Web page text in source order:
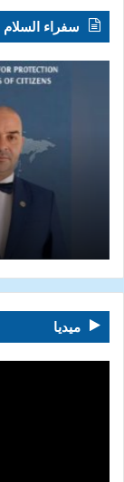
سفراء السلام
ميديا